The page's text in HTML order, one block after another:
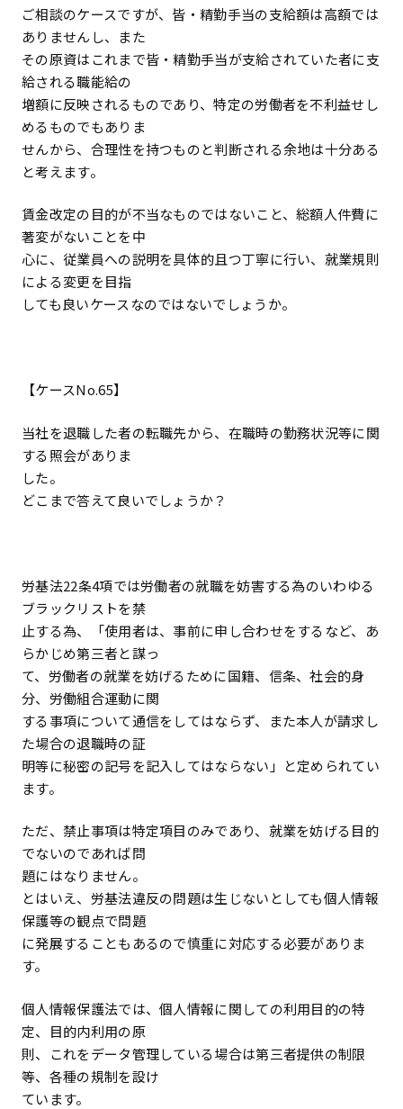
ご相談のケースですが、皆・精勤手当の支給額は高額では
ありませんし、また
その原資はこれまで皆・精勤手当が支給されていた者に支
給される職能給の
増額に反映されるものであり、特定の労働者を不利益せし
めるものでもありま
せんから、合理性を持つものと判断される余地は十分ある
と考えます。
賃金改定の目的が不当なものではないこと、総額人件費に
著変がないことを中
心に、従業員への説明を具体的且つ丁寧に行い、就業規則
による変更を目指
しても良いケースなのではないでしょうか。
【ケースNo.65】
当社を退職した者の転職先から、在職時の勤務状況等に関
する照会がありま
した。
どこまで答えて良いでしょうか？
労基法22条4項では労働者の就職を妨害する為のいわゆる
ブラックリストを禁
止する為、「使用者は、事前に申し合わせをするなど、あ
らかじめ第三者と謀っ
て、労働者の就業を妨げるために国籍、信条、社会的身
分、労働組合運動に関
する事項について通信をしてはならず、また本人が請求し
た場合の退職時の証
明等に秘密の記号を記入してはならない」と定められてい
ます。
ただ、禁止事項は特定項目のみであり、就業を妨げる目的
でないのであれば問
題にはなりません。
とはいえ、労基法違反の問題は生じないとしても個人情報
保護等の観点で問題
に発展することもあるので慎重に対応する必要がありま
す。
個人情報保護法では、個人情報に関しての利用目的の特
定、目的内利用の原
則、これをデータ管理している場合は第三者提供の制限
等、各種の規制を設け
ています。